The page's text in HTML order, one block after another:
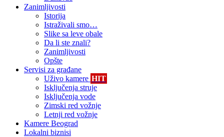
Zanimljivosti
Istorija
Istraživali smo…
Slike sa leve obale
Da li ste znali?
Zanimljivosti
Opšte
Servisi za građane
Uživo kamere HIT
Isključenja struje
Isključenja vode
Zimski red vožnje
Letnji red vožnje
Kamere Beograd
Lokalni biznisi